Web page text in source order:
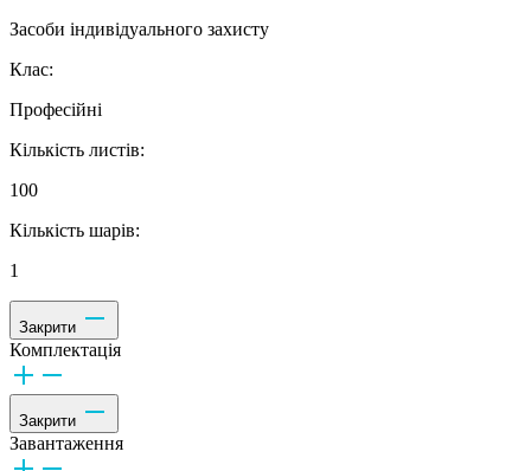
Засоби індивідуального захисту
Клас:
Професійні
Кількість листів:
100
Кількість шарів:
1
Закрити
Комплектація
Закрити
Завантаження